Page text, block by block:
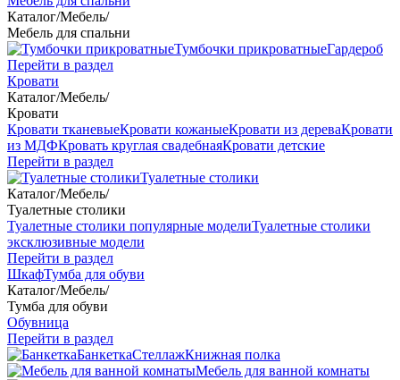
Каталог/Мебель/
Мебель для спальни
Тумбочки прикроватныеГардероб
Перейти в раздел
Кровати
Каталог/Мебель/
Кровати
Кровати тканевыеКровати кожаныеКровати из дереваКровати
из МДФКровать круглая свадебнаяКровати детские
Перейти в раздел
Туалетные столики
Каталог/Мебель/
Туалетные столики
Туалетные столики популярные моделиТуалетные столики
эксклюзивные модели
Перейти в раздел
ШкафТумба для обуви
Каталог/Мебель/
Тумба для обуви
Обувница
Перейти в раздел
БанкеткаСтеллажКнижная полка
Мебель для ванной комнаты